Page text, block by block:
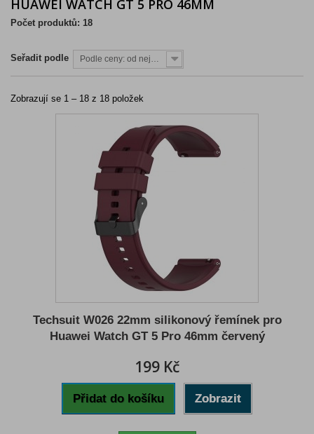
HUAWEI WATCH GT 5 PRO 46MM
Počet produktů: 18
Seřadit podle Podle ceny: od nejnižší
Zobrazují se 1 – 18 z 18 položek
Techsuit W026 22mm silikonový řemínek pro
Huawei Watch GT 5 Pro 46mm červený
199 Kč
Přidat do košíku Zobrazit